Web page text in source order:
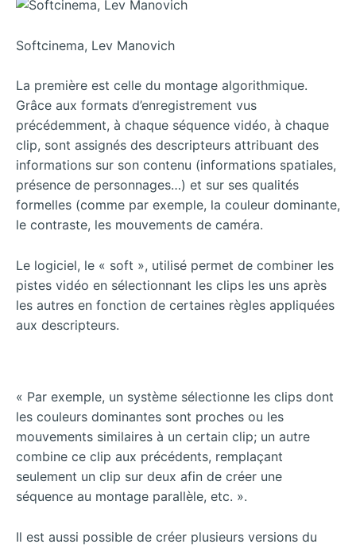
Softcinema, Lev Manovich
La première est celle du montage algorithmique.
Grâce aux formats d’enregistrement vus
précédemment, à chaque séquence vidéo, à chaque
clip, sont assignés des descripteurs attribuant des
informations sur son contenu (informations spatiales,
présence de personnages…) et sur ses qualités
formelles (comme par exemple, la couleur dominante,
le contraste, les mouvements de caméra.
Le logiciel, le « soft », utilisé permet de combiner les
pistes vidéo en sélectionnant les clips les uns après
les autres en fonction de certaines règles appliquées
aux descripteurs.
« Par exemple, un système sélectionne les clips dont
les couleurs dominantes sont proches ou les
mouvements similaires à un certain clip; un autre
combine ce clip aux précédents, remplaçant
seulement un clip sur deux afin de créer une
séquence au montage parallèle, etc. ».
Il est aussi possible de créer plusieurs versions du